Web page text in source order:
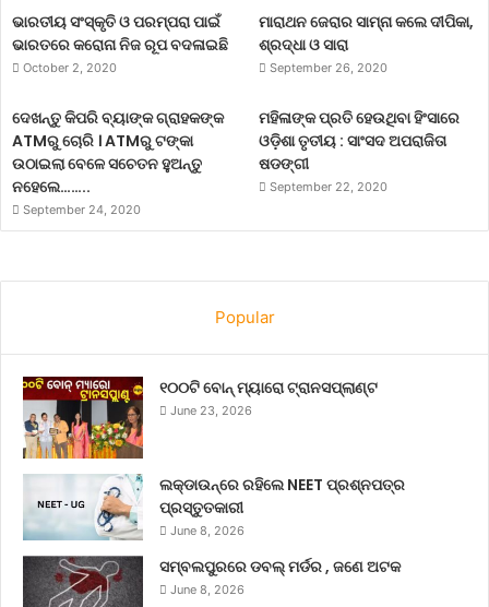
ଭାରତୀୟ ସଂସ୍କୃତି ଓ ପରମ୍ପରା ପାଇଁ
ଭାରତରେ କରୋନା ନିଜ ରୂପ ବଦଳାଇଛି
October 2, 2020
ମାରାଥନ ଜେରାର ସାମ୍ନା କଲେ ଦୀପିକା,
ଶ୍ରଦ୍ଧା ଓ ସାରା
September 26, 2020
ଦେଖନ୍ତୁ କିପରି ବ୍ୟାଙ୍କ ଗ୍ରାହକଙ୍କ
ATMରୁ ଚୋରି । ATMରୁ ଟଙ୍କା
ଉଠାଇଲା ବେଳେ ସଚେତନ ହୁଅନ୍ତୁ
ନହେଲେ……..
September 24, 2020
ମହିଳାଙ୍କ ପ୍ରତି ହେଉଥିବା ହିଂସାରେ
ଓଡ଼ିଶା ତୃତୀୟ : ସାଂସଦ ଅପରାଜିତା
ଷଡଙ୍ଗୀ
September 22, 2020
Popular
୧୦୦ଟି ବୋନ୍ ମ୍ୟାରୋ ଟ୍ରାନସପ୍ଲାଣ୍ଟ
June 23, 2026
ଲକ୍‌ଡାଉନ୍‌ରେ ରହିଲେ NEET ପ୍ରଶ୍ନପତ୍ର
ପ୍ରସ୍ତୁତକାରୀ
June 8, 2026
ସମ୍ବଲପୁରରେ ଡବଲ୍ ମର୍ଡର , ଜଣେ ଅଟକ
June 8, 2026